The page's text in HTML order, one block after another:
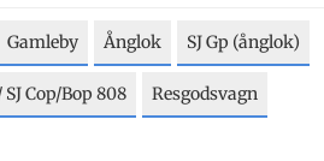
Gamleby Ånglok SJ Gp (ånglok)
Cop/Bop 808 Resgodsvagn